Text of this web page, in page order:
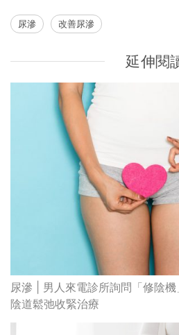
尿滲 改善尿滲
延伸閱
尿滲 | 男人來電診所詢問「修陰
陰道鬆弛收緊治療